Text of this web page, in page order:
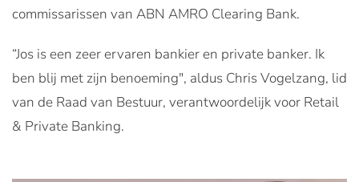
commissarissen van ABN AMRO Clearing Bank.
“Jos is een zeer ervaren bankier en private banker. Ik
ben blij met zijn benoeming", aldus Chris Vogelzang, lid
van de Raad van Bestuur, verantwoordelijk voor Retail
& Private Banking.